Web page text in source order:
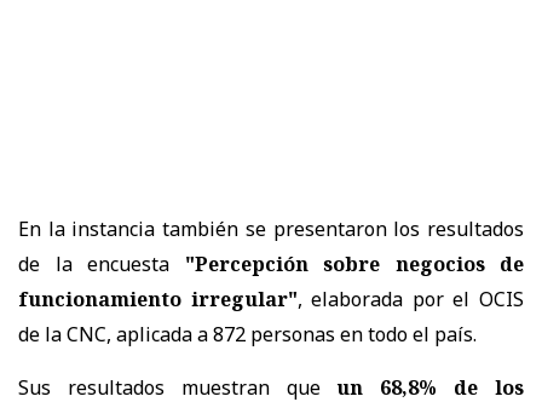
En la instancia también se presentaron los resultados
de la encuesta "Percepción sobre negocios de
funcionamiento irregular", elaborada por el OCIS
de la CNC, aplicada a 872 personas en todo el país.
Sus resultados muestran queun 68,8% de los